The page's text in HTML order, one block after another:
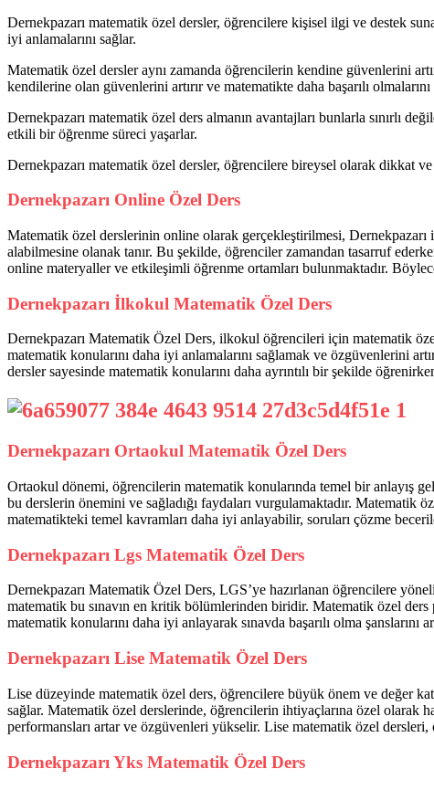
Dernekpazarı matematik özel dersler, öğrencilere kişisel ilgi ve destek
iyi anlamalarını sağlar.
Matematik özel dersler aynı zamanda öğrencilerin kendine güvenlerini
kendilerine olan güvenlerini artırır ve matematikte daha başarılı olmalarını
Dernekpazarı matematik özel ders almanın avantajları bunlarla sınırlı
etkili bir öğrenme süreci yaşarlar.
Dernekpazarı matematik özel dersler, öğrencilere bireysel olarak dikkat
Dernekpazarı Online Özel Ders
Matematik özel derslerinin online olarak gerçekleştirilmesi,
alabilmesine olanak tanır. Bu şekilde, öğrenciler zamandan tasarruf
online materyaller ve etkileşimli öğrenme ortamları bulunmaktadır.
Dernekpazarı İlkokul Matematik Özel Ders
Dernekpazarı Matematik Özel Ders, ilkokul öğrencileri için matematik
matematik konularını daha iyi anlamalarını sağlamak ve özgüvenlerini
dersler sayesinde matematik konularını daha ayrıntılı bir şekilde
Dernekpazarı Ortaokul Matematik Özel Ders
Ortaokul dönemi, öğrencilerin matematik konularında temel bir anlayış
bu derslerin önemini ve sağladığı faydaları vurgulamaktadır. Matematik
matematikteki temel kavramları daha iyi anlayabilir, soruları çözme
Dernekpazarı Lgs Matematik Özel Ders
Dernekpazarı Matematik Özel Ders, LGS’ye hazırlanan öğrencilere
matematik bu sınavın en kritik bölümlerinden biridir. Matematik özel
matematik konularını daha iyi anlayarak sınavda başarılı olma şanslarını
Dernekpazarı Lise Matematik Özel Ders
Lise düzeyinde matematik özel ders, öğrencilere büyük önem ve değer
sağlar. Matematik özel derslerinde, öğrencilerin ihtiyaçlarına özel olarak
performansları artar ve özgüvenleri yükselir. Lise matematik özel
Dernekpazarı Yks Matematik Özel Ders